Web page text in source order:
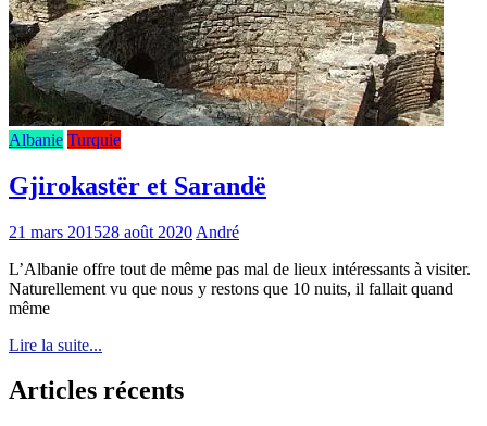
Albanie Turquie
Gjirokastër et Sarandë
21 mars 201528 août 2020 André
L’Albanie offre tout de même pas mal de lieux intéressants à visiter.
Naturellement vu que nous y restons que 10 nuits, il fallait quand
même
Lire la suite...
Articles récents